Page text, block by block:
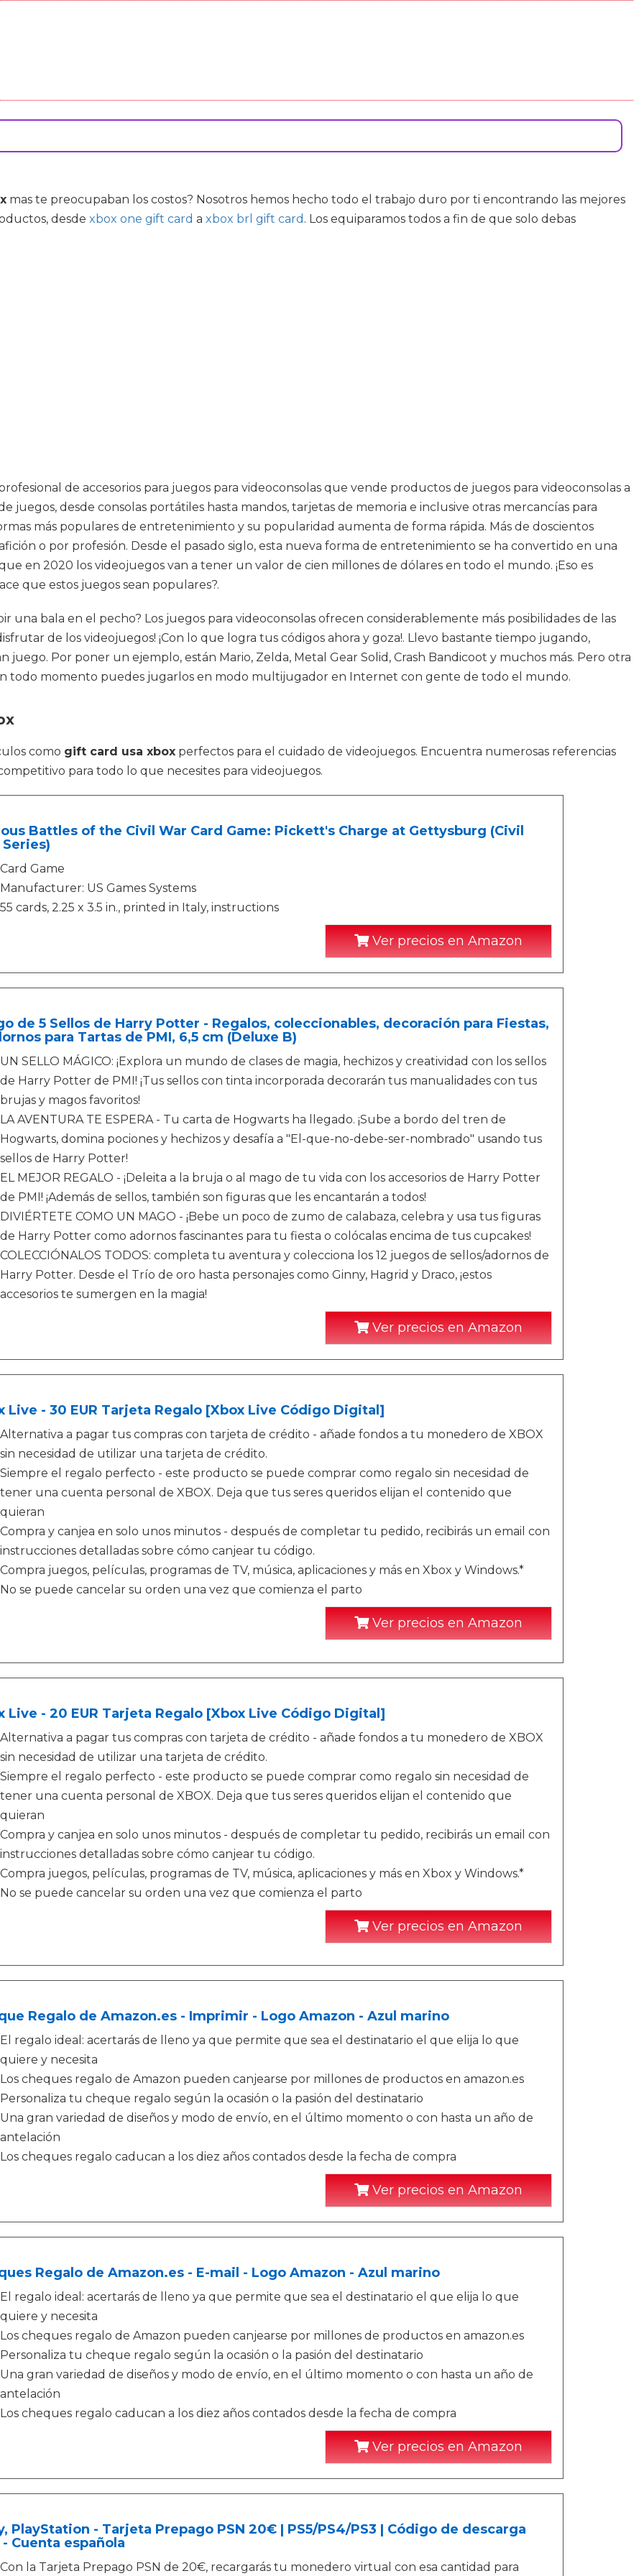
mas te preocupaban los costos? Nosotros hemos hecho todo el trabajo duro por ti encontrando las mejores
desde xbox one gift card a xbox brl gift card . Los equiparamos todos a fin de que solo debas
de accesorios para juegos para videoconsolas que vende productos de juegos para videoconsolas a
juegos, desde consolas portátiles hasta mandos, tarjetas de memoria e inclusive otras mercancías para
más populares de entretenimiento y su popularidad aumenta de forma rápida. Más de doscientos
o por profesión. Desde el pasado siglo, esta nueva forma de entretenimiento se ha convertido en una
en 2020 los videojuegos van a tener un valor de cien millones de dólares en todo el mundo. ¡Eso es
que estos juegos sean populares?.
una bala en el pecho? Los juegos para videoconsolas ofrecen considerablemente más posibilidades de las
de los videojuegos! ¡Con lo que logra tus códigos ahora y goza!. Llevo bastante tiempo jugando,
Por poner un ejemplo, están Mario, Zelda, Metal Gear Solid, Crash Bandicoot y muchos más. Pero otra
todo momento puedes jugarlos en modo multijugador en Internet con gente de todo el mundo.
como gift card usa xbox perfectos para el cuidado de videojuegos. Encuentra numerosas referencias
para todo lo que necesites para videojuegos.
Battles of the Civil War Card Game: Pickett's Charge at Gettysburg (Civil
Card Game
Manufacturer: US Games Systems
55 cards, 2.25 x 3.5 in., printed in Italy, instructions
Ver precios en Amazon
de 5 Sellos de Harry Potter - Regalos, coleccionables, decoración para Fiestas,
para Tartas de PMI, 6,5 cm (Deluxe B)
UN SELLO MÁGICO: ¡Explora un mundo de clases de magia, hechizos y creatividad con los sellos
de Harry Potter de PMI! ¡Tus sellos con tinta incorporada decorarán tus manualidades con tus
brujas y magos favoritos!
LA AVENTURA TE ESPERA - Tu carta de Hogwarts ha llegado. ¡Sube a bordo del tren de
Hogwarts, domina pociones y hechizos y desafía a "El-que-no-debe-ser-nombrado" usando tus
sellos de Harry Potter!
EL MEJOR REGALO - ¡Deleita a la bruja o al mago de tu vida con los accesorios de Harry Potter
de PMI! ¡Además de sellos, también son figuras que les encantarán a todos!
DIVIÉRTETE COMO UN MAGO - ¡Bebe un poco de zumo de calabaza, celebra y usa tus figuras
de Harry Potter como adornos fascinantes para tu fiesta o colócalas encima de tus cupcakes!
COLECCIÓNALOS TODOS: completa tu aventura y colecciona los 12 juegos de sellos/adornos de
Harry Potter. Desde el Trío de oro hasta personajes como Ginny, Hagrid y Draco, ¡estos
accesorios te sumergen en la magia!
Ver precios en Amazon
Live - 30 EUR Tarjeta Regalo [Xbox Live Código Digital]
Alternativa a pagar tus compras con tarjeta de crédito - añade fondos a tu monedero de XBOX
sin necesidad de utilizar una tarjeta de crédito.
Siempre el regalo perfecto - este producto se puede comprar como regalo sin necesidad de
tener una cuenta personal de XBOX. Deja que tus seres queridos elijan el contenido que
quieran
Compra y canjea en solo unos minutos - después de completar tu pedido, recibirás un email con
instrucciones detalladas sobre cómo canjear tu código.
Compra juegos, películas, programas de TV, música, aplicaciones y más en Xbox y Windows.*
No se puede cancelar su orden una vez que comienza el parto
Ver precios en Amazon
Live - 20 EUR Tarjeta Regalo [Xbox Live Código Digital]
Alternativa a pagar tus compras con tarjeta de crédito - añade fondos a tu monedero de XBOX
sin necesidad de utilizar una tarjeta de crédito.
Siempre el regalo perfecto - este producto se puede comprar como regalo sin necesidad de
tener una cuenta personal de XBOX. Deja que tus seres queridos elijan el contenido que
quieran
Compra y canjea en solo unos minutos - después de completar tu pedido, recibirás un email con
instrucciones detalladas sobre cómo canjear tu código.
Compra juegos, películas, programas de TV, música, aplicaciones y más en Xbox y Windows.*
No se puede cancelar su orden una vez que comienza el parto
Ver precios en Amazon
Regalo de Amazon.es - Imprimir - Logo Amazon - Azul marino
El regalo ideal: acertarás de lleno ya que permite que sea el destinatario el que elija lo que
quiere y necesita
Los cheques regalo de Amazon pueden canjearse por millones de productos en amazon.es
Personaliza tu cheque regalo según la ocasión o la pasión del destinatario
Una gran variedad de diseños y modo de envío, en el último momento o con hasta un año de
antelación
Los cheques regalo caducan a los diez años contados desde la fecha de compra
Ver precios en Amazon
Regalo de Amazon.es - E-mail - Logo Amazon - Azul marino
El regalo ideal: acertarás de lleno ya que permite que sea el destinatario el que elija lo que
quiere y necesita
Los cheques regalo de Amazon pueden canjearse por millones de productos en amazon.es
Personaliza tu cheque regalo según la ocasión o la pasión del destinatario
Una gran variedad de diseños y modo de envío, en el último momento o con hasta un año de
antelación
Los cheques regalo caducan a los diez años contados desde la fecha de compra
Ver precios en Amazon
PlayStation - Tarjeta Prepago PSN 20€ | PS5/PS4/PS3 | Código de descarga
- Cuenta española
Con la Tarjeta Prepago PSN de 20€, recargarás tu monedero virtual con esa cantidad para